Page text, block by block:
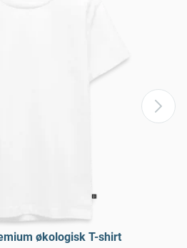
økologisk T-shirt